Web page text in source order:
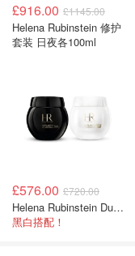
£916.00 £1145.00
Helena Rubinstein 修护
套装 日夜各100ml
£576.00 £720.00
Helena Rubinstein Duo Age Recovery 夜用50PX 日用GR套装
黑白搭配！